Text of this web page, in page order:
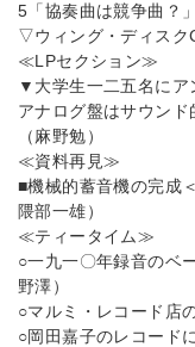
5「協奏曲は競争曲？
▽ウィング・ディスク
≪LPセクション≫
▼大学生一二五名にア
アナログ盤はサウン
（麻野勉）
≪資料再見≫
■機械的蓄音機の完成
隈部一雄）
≪ティータイム≫
○一九一〇年録音のベ
野澤）
○マルミ・レコード店
○岡田嘉子のレコード